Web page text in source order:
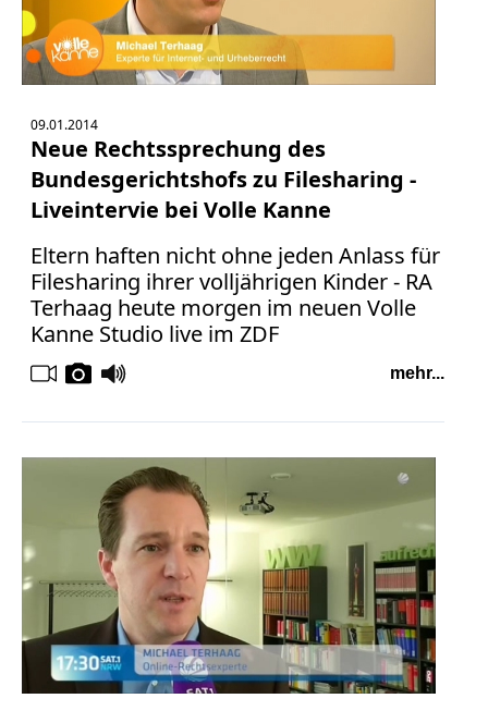
09.01.2014
Neue Rechtssprechung des
Bundesgerichtshofs zu Filesharing -
Liveintervie bei Volle Kanne
Eltern haften nicht ohne jeden Anlass für
Filesharing ihrer volljährigen Kinder - RA
Terhaag heute morgen im neuen Volle
Kanne Studio live im ZDF
mehr...